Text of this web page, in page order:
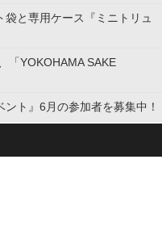
と専用ケース『ミニトリュ
「YOKOHAMA SAKE
ト』6月の参加者を募集中！